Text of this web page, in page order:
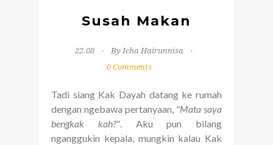
Susah Makan
22.08
By Icha Hairunnisa
0 Comments
Tadi siang Kak Dayah datang ke rumah
dengan ngebawa pertanyaan, "Mata saya
bengkak kah?". Aku pun bilang
nganggukin kepala, mungkin kalau Kak